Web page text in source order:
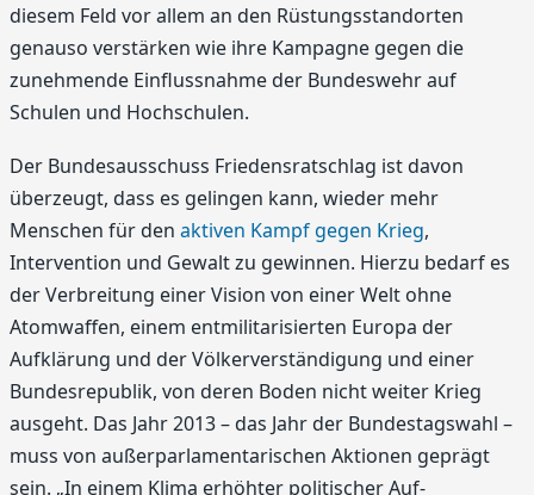
diesem Feld vor allem an den Rüstungsstandorten
genauso verstärken wie ihre Kampagne gegen die
zunehmende Einflussnahme der Bundeswehr auf
Schulen und Hochschulen.
Der Bundesausschuss Friedensratschlag ist davon
überzeugt, dass es gelingen kann, wieder mehr
Menschen für den aktiven Kampf gegen Krieg,
Intervention und Gewalt zu gewinnen. Hierzu bedarf es
der Verbreitung einer Vision von einer Welt ohne
Atomwaffen, einem entmilitarisierten Europa der
Aufklärung und der Völkerverständigung und einer
Bundesrepublik, von deren Boden nicht weiter Krieg
ausgeht. Das Jahr 2013 – das Jahr der Bundestagswahl –
muss von außer­parla­mentarischen Aktionen geprägt
sein. „In einem Klima erhöhter politischer Auf­